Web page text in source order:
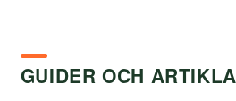
GUIDER OCH